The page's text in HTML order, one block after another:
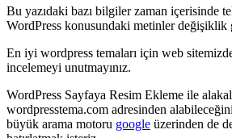
Bu yazıdaki bazı bilgiler zaman içerisinde
WordPress konusundaki metinler değişiklik
En iyi wordpress temaları için web
incelemeyi unutmayınız.
WordPress Sayfaya Resim Ekleme ile
wordpresstema.com adresinden
büyük arama motoru google üzerinden de